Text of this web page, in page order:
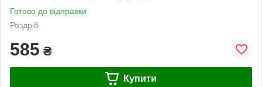
Готово до відправки
Роздріб
585 ₴
Купити